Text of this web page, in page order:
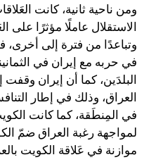
ومن ناحية ثانية، كانت
الاستقلال عاملًا مؤثرًا على
وتباعدًا من فترة إلى
في حربه مع إيران في
البلدَين، كما أن إيران
العراق، وذلك في إطار
في المِنطَقة، كما كانت
لمواجهة رغبة العراق ضمّ
موازنة في عَلاقة الكويت